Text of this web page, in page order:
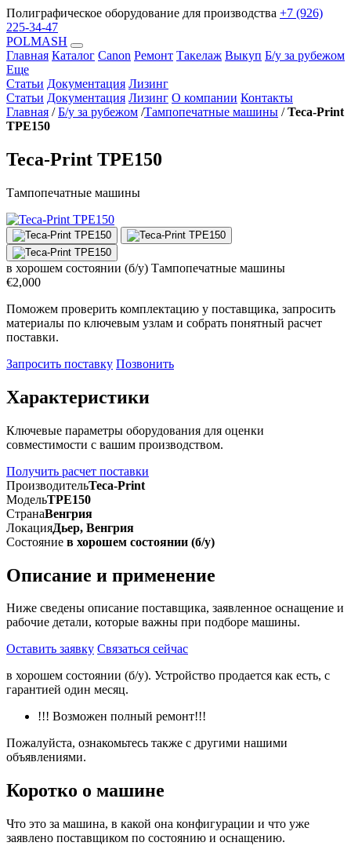
Полиграфическое оборудование для производства +7 (926)
225-34-47
POLMASH
Главная Каталог Canon Ремонт Такелаж Выкуп Б/у за рубежом
Еще
Статьи Документация Лизинг
Статьи Документация Лизинг О компании Контакты
Главная / Б/у за рубежом /Тампопечатные машины / Teca-Print
TPE150
Teca-Print TPE150
Тампопечатные машины
в хорошем состоянии (б/у) Тампопечатные машины
€2,000
Поможем проверить комплектацию у поставщика, запросить
материалы по ключевым узлам и собрать понятный расчет
поставки.
Запросить поставку Позвонить
Характеристики
Ключевые параметры оборудования для оценки
совместимости с вашим производством.
Получить расчет поставки
ПроизводительTeca-Print
МодельTPE150
СтранаВенгрия
ЛокацияДьер, Венгрия
Состояние в хорошем состоянии (б/у)
Описание и применение
Ниже сведены описание поставщика, заявленное оснащение и
рабочие детали, которые важны при подборе машины.
Оставить заявку Связаться сейчас
в хорошем состоянии (б/у). Устройство продается как есть, с
гарантией один месяц.
!!! Возможен полный ремонт!!!
Пожалуйста, ознакомьтесь также с другими нашими
объявлениями.
Коротко о машине
Что это за машина, в какой она конфигурации и что уже
заявлено поставщиком по состоянию и оснащению.